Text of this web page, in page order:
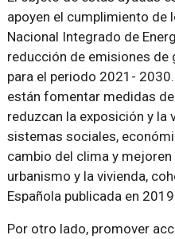
apoyen el cumplimiento de
Nacional Integrado de
reducción de emisiones
para el periodo 2021-
están fomentar medidas
reduzcan la exposición y la
sistemas sociales,
cambio del clima y
urbanismo y la vivienda,
Española publicada en 2019.
Por otro lado, promover